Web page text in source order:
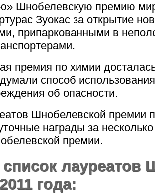
Шнобелевскую премию
Зуокас за открытие
припаркованными в
премия по химии
способ
об опасности.
Шнобелевской премии
награды за
премии.
лауреатов
года: